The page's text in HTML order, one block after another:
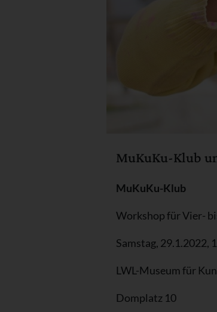
MuKuKu-Klub
MuKuKu-Klub
Workshop für Vier-
Samstag, 29.1.2022,
LWL-Museum für
Domplatz 10